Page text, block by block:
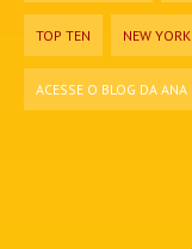
TOP TEN NEW YORK
ACESSE O BLOG DA ANA